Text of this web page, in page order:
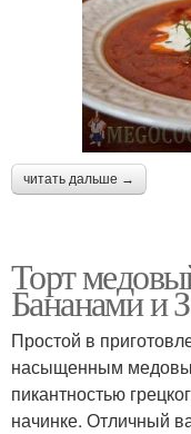
читать дальше →
Торт
Бананами и
Простой в
насыщенным
пикантностью
начинке. Отличный